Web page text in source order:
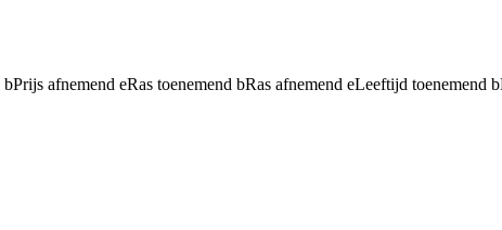
bPrijs afnemend eRas toenemend bRas afnemend eLeeftijd toenemend b